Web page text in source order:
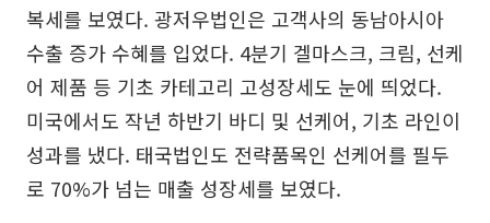
복세를 보였다. 광저우법인은 고객사의 동남아시아
수출 증가 수혜를 입었다. 4분기 겔마스크, 크림, 선케
어 제품 등 기초 카테고리 고성장세도 눈에 띄었다.
미국에서도 작년 하반기 바디 및 선케어, 기초 라인이
성과를 냈다. 태국법인도 전략품목인 선케어를 필두
로 70%가 넘는 매출 성장세를 보였다.